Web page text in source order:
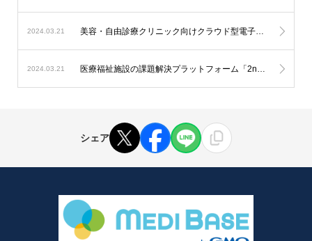
2024.03.21 美容・自由診療クリニック向けクラウド型電子カルテ「MEDIBASE」、「第1回 Cutting Edge」出展、3月24日に東京ポートシティ竹芝にて開催
2024.03.21 医療福祉施設の課題解決プラットフォーム「2nd Labo」への掲載開始
シェア